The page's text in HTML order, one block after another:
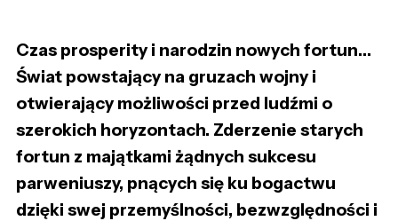
Czas prosperity i narodzin nowych fortun…
Świat powstający na gruzach wojny i
otwierający możliwości przed ludźmi o
szerokich horyzontach. Zderzenie starych
fortun z majątkami żądnych sukcesu
parweniuszy, pnących się ku bogactwu
dzięki swej przemyślności, bezwzględności i